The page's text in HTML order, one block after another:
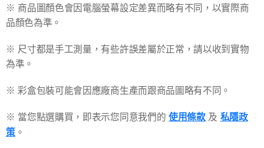
※ 商品圖顏色會因電腦螢幕設定差異而略有不同，以實際商
品顏色為準。
※ 尺寸都是手工測量，有些許誤差屬於正常，請以收到實物
為準。
※ 彩盒包裝可能會因應廠商生產而跟商品圖略有不同。
※ 當您點選購買，即表示您同意我們的 使用條款及 私隱政
策。